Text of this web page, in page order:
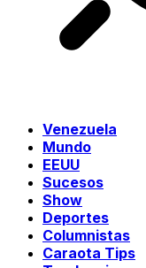
Venezuela
Mundo
EEUU
Sucesos
Show
Deportes
Columnistas
Caraota Tips